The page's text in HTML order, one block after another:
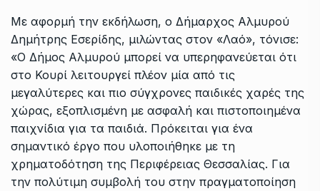
Με αφορμή την εκδήλωση, ο Δήμαρχος Αλμυρού
Δημήτρης Εσερίδης, μιλώντας στον «Λαό», τόνισε:
«Ο Δήμος Αλμυρού μπορεί να υπερηφανεύεται ότι
στο Κουρί λειτουργεί πλέον μία από τις
μεγαλύτερες και πιο σύγχρονες παιδικές χαρές της
χώρας, εξοπλισμένη με ασφαλή και πιστοποιημένα
παιχνίδια για τα παιδιά. Πρόκειται για ένα
σημαντικό έργο που υλοποιήθηκε με τη
χρηματοδότηση της Περιφέρειας Θεσσαλίας. Για
την πολύτιμη συμβολή του στην πραγματοποίηση